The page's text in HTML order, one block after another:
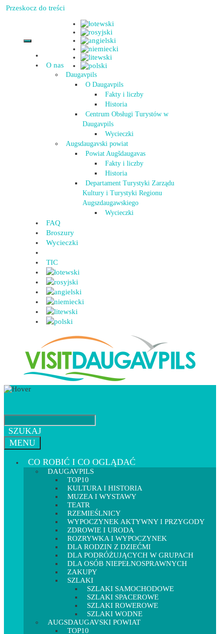
Przeskocz do treści
O nas
Daugavpils
O Daugavpils
Fakty i liczby
Historia
Centrum Obsługi Turystów w
Daugavpils
Wycieczki
Augsdaugavski powiat
Powiat Augšdaugavas
Fakty i liczby
Historia
Departament Turystyki Zarządu
Kultury i Turystyki Regionu
Augszdaugawskiego
Wycieczki
FAQ
Broszury
Wycieczki
TIC
SZUKAJ
MENU
CO ROBIĆ I CO OGLĄDAĆ
DAUGAVPILS
TOP10
KULTURA I HISTORIA
MUZEA I WYSTAWY
TEATR
RZEMIEŚLNICY
WYPOCZYNEK AKTYWNY I PRZYGODY
ZDROWIE I URODA
ROZRYWKA I WYPOCZYNEK
DLA RODZIN Z DZIEĆMI
DLA PODRÓŻUJĄCYCH W GRUPACH
DLA OSÓB NIEPEŁNOSPRAWNYCH
ZAKUPY
SZLAKI
SZLAKI SAMOCHODOWE
SZLAKI SPACEROWE
SZLAKI ROWEROWE
SZLAKI WODNE
AUGSDAUGAVSKI POWIAT
TOP10